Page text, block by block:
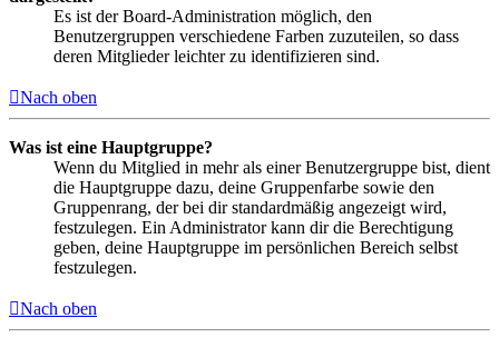
Es ist der Board-Administration möglich, den
Benutzergruppen verschiedene Farben zuzuteilen, so dass
deren Mitglieder leichter zu identifizieren sind.
Nach oben
Was ist eine Hauptgruppe?
Wenn du Mitglied in mehr als einer Benutzergruppe bist, dient
die Hauptgruppe dazu, deine Gruppenfarbe sowie den
Gruppenrang, der bei dir standardmäßig angezeigt wird,
festzulegen. Ein Administrator kann dir die Berechtigung
geben, deine Hauptgruppe im persönlichen Bereich selbst
festzulegen.
Nach oben